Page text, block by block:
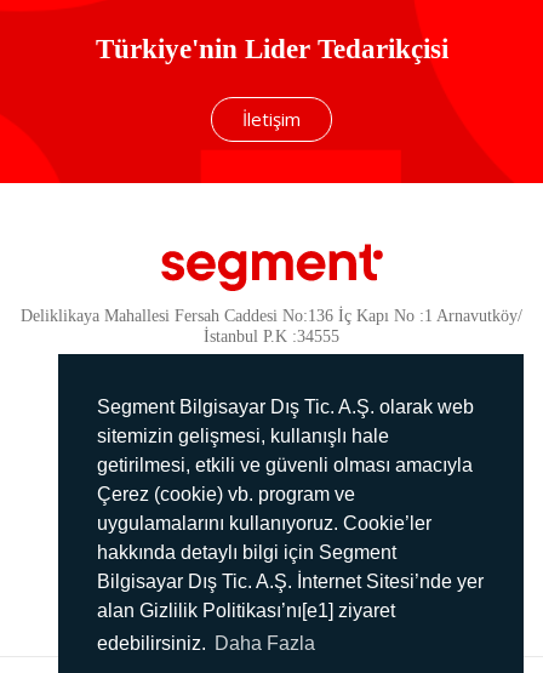
Segment Bilgisayar Dış Tic. A.Ş. olarak web
sitemizin gelişmesi, kullanışlı hale
getirilmesi, etkili ve güvenli olması amacıyla
Çerez (cookie) vb. program ve
uygulamalarını kullanıyoruz. Cookie’ler
hakkında detaylı bilgi için Segment
Bilgisayar Dış Tic. A.Ş. İnternet Sitesi’nde yer
alan Gizlilik Politikası’nı[e1] ziyaret
edebilirsiniz. Daha Fazla
Türkiye'nin Lider Tedarikçisi
İletişim
Deliklikaya Mahallesi Fersah Caddesi No:136 İç Kapı No :1 Arnavutköy/
İstanbul P.K :34555
Güvenlik
KVKK Politikamız
Gizlilik Politikamız
Aydınlatma Metni
İmha Politikası
444 78 99
info@segment.com.tr